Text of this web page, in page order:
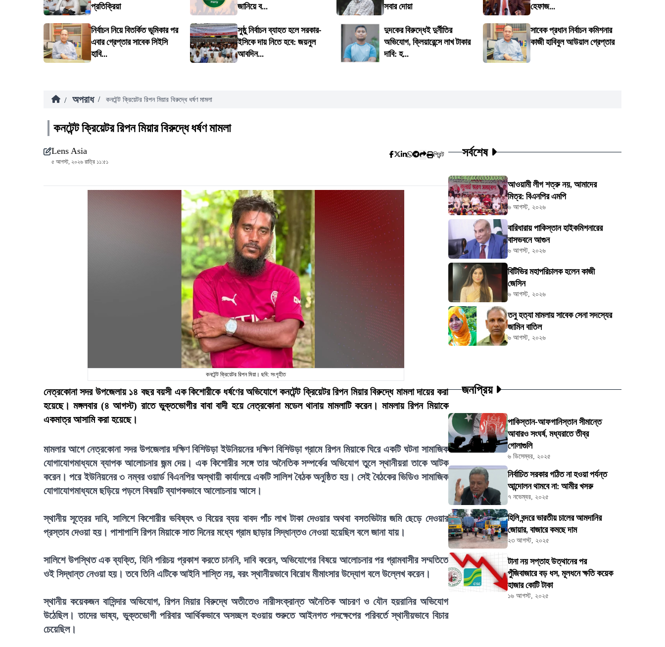
প্রতিক্রিয়া
জানিয়ে ব...
সবার দোয়া
হেফাজ...
নির্বাচন নিয়ে বিতর্কিত ভূমিকার পর
এবার গ্রেপ্তার সাবেক সিইসি
হাবি...
সুষ্ঠু নির্বাচন ব্যাহত হলে সরকার-
ইসিকে দায় নিতে হবে: জয়নুল
আবদিন...
দুদকের বিরুদ্ধেই দুর্নীতির
অভিযোগ, ক্লিয়ারেন্সে লাখ টাকার
দাবি: হ...
সাবেক প্রধান নির্বাচন কমিশনার
কাজী হাবিবুল আউয়াল গ্রেপ্তার
/ অপরাধ / কনটেন্ট ক্রিয়েটর রিপন মিয়ার বিরুদ্ধে ধর্ষণ মামলা
কনটেন্ট ক্রিয়েটর রিপন মিয়ার বিরুদ্ধে ধর্ষণ মামলা
Lens Asia
৫ আগস্ট, ২০২৬ রাত্রি ১১:৫১
প্রিন্ট
কনটেন্ট ক্রিয়েটর রিপন মিয়া। ছবি: সংগৃহীত
নেত্রকোনা সদর উপজেলায় ১৪ বছর বয়সী এক কিশোরীকে ধর্ষণের অভিযোগে কনটেন্ট ক্রিয়েটর রিপন মিয়ার বিরুদ্ধে মামলা দায়ের করা
হয়েছে। মঙ্গলবার (৪ আগস্ট) রাতে ভুক্তভোগীর বাবা বাদী হয়ে নেত্রকোনা মডেল থানায় মামলাটি করেন। মামলায় রিপন মিয়াকে
একমাত্র আসামি করা হয়েছে।
মামলার আগে নেত্রকোনা সদর উপজেলার দক্ষিণ বিশিউড়া ইউনিয়নের দক্ষিণ বিশিউড়া গ্রামে রিপন মিয়াকে ঘিরে একটি ঘটনা সামাজিক
যোগাযোগমাধ্যমে ব্যাপক আলোচনার জন্ম দেয়। এক কিশোরীর সঙ্গে তার অনৈতিক সম্পর্কের অভিযোগ তুলে স্থানীয়রা তাকে আটক
করেন। পরে ইউনিয়নের ৩ নম্বর ওয়ার্ড বিএনপির অস্থায়ী কার্যালয়ে একটি সালিশ বৈঠক অনুষ্ঠিত হয়। সেই বৈঠকের ভিডিও সামাজিক
যোগাযোগমাধ্যমে ছড়িয়ে পড়লে বিষয়টি ব্যাপকভাবে আলোচনায় আসে।
স্থানীয় সূত্রের দাবি, সালিশে কিশোরীর ভবিষ্যৎ ও বিয়ের ব্যয় বাবদ পাঁচ লাখ টাকা দেওয়ার অথবা বসতভিটার জমি ছেড়ে দেওয়ার
প্রস্তাব দেওয়া হয়। পাশাপাশি রিপন মিয়াকে সাত দিনের মধ্যে গ্রাম ছাড়ার সিদ্ধান্তও নেওয়া হয়েছিল বলে জানা যায়।
সালিশে উপস্থিত এক ব্যক্তি, যিনি পরিচয় প্রকাশ করতে চাননি, দাবি করেন, অভিযোগের বিষয়ে আলোচনার পর গ্রামবাসীর সম্মতিতে
ওই সিদ্ধান্ত নেওয়া হয়। তবে তিনি এটিকে আইনি শাস্তি নয়, বরং স্থানীয়ভাবে বিরোধ মীমাংসার উদ্যোগ বলে উল্লেখ করেন।
স্থানীয় কয়েকজন বাসিন্দার অভিযোগ, রিপন মিয়ার বিরুদ্ধে অতীতেও নারীসংক্রান্ত অনৈতিক আচরণ ও যৌন হয়রানির অভিযোগ
উঠেছিল। তাদের ভাষ্য, ভুক্তভোগী পরিবার আর্থিকভাবে অসচ্ছল হওয়ায় শুরুতে আইনগত পদক্ষেপের পরিবর্তে স্থানীয়ভাবে বিচার
চেয়েছিল।
সর্বশেষ
আওয়ামী লীগ শত্রু নয়, আমাদের
মিত্র: বিএনপির এমপি
৬ আগস্ট, ২০২৬
বারিধারায় পাকিস্তান হাইকমিশনারের
বাসভবনে আগুন
৬ আগস্ট, ২০২৬
বিটিভির মহাপরিচালক হলেন কাজী
জেসিন
৬ আগস্ট, ২০২৬
তনু হত্যা মামলায় সাবেক সেনা সদস্যের
জামিন বাতিল
৬ আগস্ট, ২০২৬
জনপ্রিয়
পাকিস্তান-আফগানিস্তান সীমান্তে
আবারও সংঘর্ষ, মধ্যরাতে তীব্র
গোলাগুলি
৬ ডিসেম্বর, ২০২৫
নির্বাচিত সরকার গঠিত না হওয়া পর্যন্ত
আন্দোলন থামবে না: আমীর খসরু
৭ নভেম্বর, ২০২৫
হিলি বন্দরে ভারতীয় চালের আমদানির
জোয়ার, বাজারে কমছে দাম
২৩ আগস্ট, ২০২৫
টানা নয় সপ্তাহ উত্থানের পর
পুঁজিবাজারে বড় ধস, মূলধনে ক্ষতি কয়েক
হাজার কোটি টাকা
১৬ আগস্ট, ২০২৫